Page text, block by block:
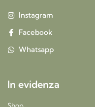
Instagram
Facebook
Whatsapp
In evidenza